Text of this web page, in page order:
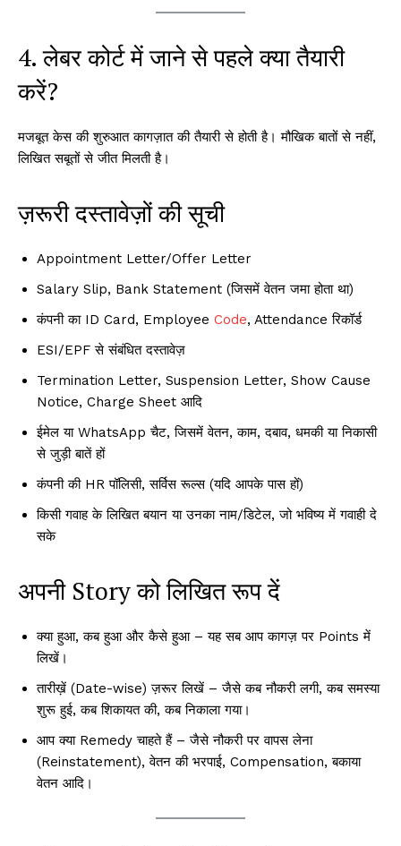
4. लेबर कोर्ट में जाने से पहले क्या तैयारी
करें?
मजबूत केस की शुरुआत कागज़ात की तैयारी से होती है। मौखिक बातों से नहीं,
लिखित सबूतों से जीत मिलती है।
ज़रूरी दस्तावेज़ों की सूची
Appointment Letter/Offer Letter
Salary Slip, Bank Statement (जिसमें वेतन जमा होता था)
कंपनी का ID Card, Employee Code, Attendance रिकॉर्ड
ESI/EPF से संबंधित दस्तावेज़
Termination Letter, Suspension Letter, Show Cause
Notice, Charge Sheet आदि
ईमेल या WhatsApp चैट, जिसमें वेतन, काम, दबाव, धमकी या निकासी
से जुड़ी बातें हों
कंपनी की HR पॉलिसी, सर्विस रूल्स (यदि आपके पास हों)
किसी गवाह के लिखित बयान या उनका नाम/डिटेल, जो भविष्य में गवाही दे
सके
अपनी Story को लिखित रूप दें
क्या हुआ, कब हुआ और कैसे हुआ – यह सब आप कागज़ पर Points में
लिखें।
तारीख़ें (Date-wise) ज़रूर लिखें – जैसे कब नौकरी लगी, कब समस्या
शुरू हुई, कब शिकायत की, कब निकाला गया।
आप क्या Remedy चाहते हैं – जैसे नौकरी पर वापस लेना
(Reinstatement), वेतन की भरपाई, Compensation, बकाया
वेतन आदि।